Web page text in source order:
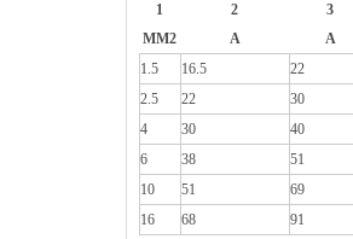
1
2
3
MM2
A
A
1.5
16.5
22
2.5
22
30
4
30
40
6
38
51
10
51
69
16
68 91